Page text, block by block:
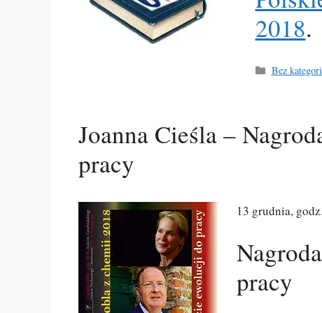
2018.
Kategorie
Bez
Joanna Cieśla –
pracy
13 grudnia,
pracy